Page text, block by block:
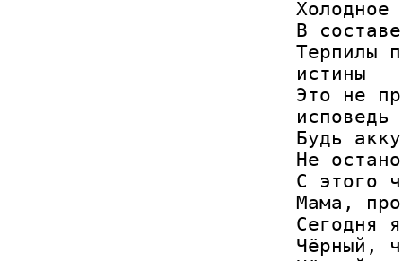
В
Терпилы
истины
Это не
исповедь
Будь
Не
С этого
Мама,
Сегодня
Чёрный,